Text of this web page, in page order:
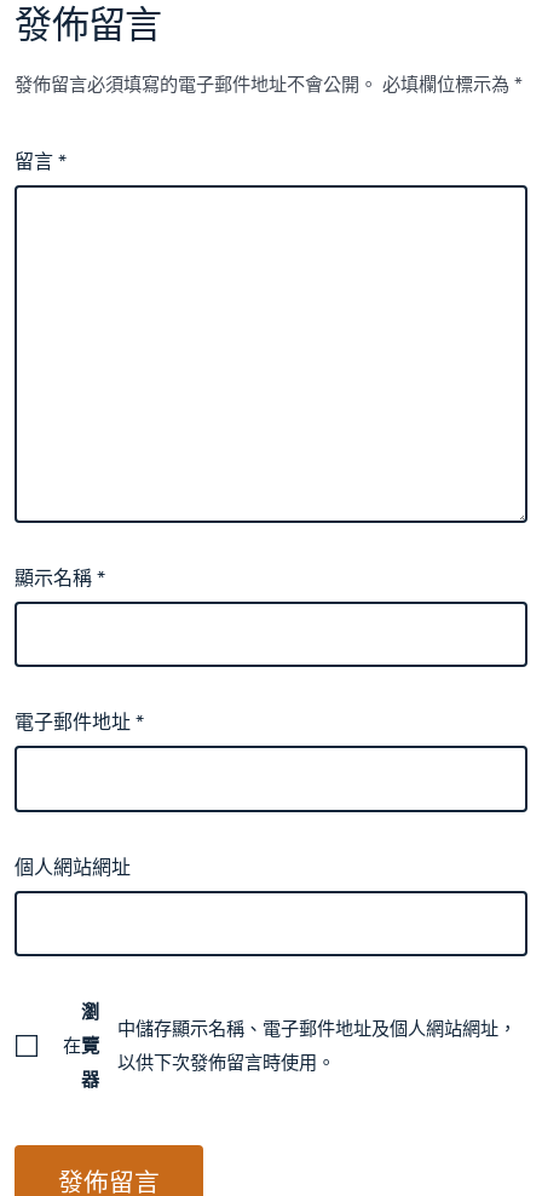
發佈留言
發佈留言必須填寫的電子郵件地址不會公開。 必填欄位標示為*
留言*
顯示名稱*
電子郵件地址*
個人網站網址
在
瀏
覽
器
中儲存顯示名稱、電子郵件地址及個人網站網址，
以供下次發佈留言時使用。